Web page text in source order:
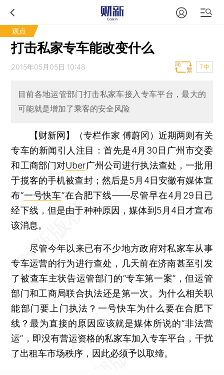
观点
打击私家专车能改变什么
2015年05月05日 10:48 T中
目前各地运管部门打击私家车接入专车平台，最大的
可能就是增加了乘客的安全风险
【财新网】（专栏作家 傅蔚冈）近期两则有关
专车的新闻引人注目：首先是4月30日广州市交委
和工商部门对Uber广州公司进行执法查处，一批用
于揽客的手机被查封；然后是5月4日安徽有媒体宣
布“一号快车”在合肥下线——尽管早在4月29日已
经下线，但是由于种种原因，媒体到5月4日才宣布
该消息。
尽管今年以来已有不少地方政府对私家车从事
专车运营的行为进行查处，几天前在济南甚至引发
了被查车主状告运管部门的“专车第一案”，但运管
部门和工商局联合执法还是第一次。为什么相关职
能部门要上门执法？一号快车为什么要在合肥下
线？最为直接的原因应该就是媒体所说的“非法营
运”，即没有营运资格的私家车加入专车平台，干扰
了出租车市场秩序，因此必须予以取缔。